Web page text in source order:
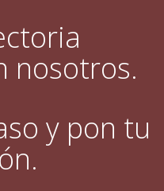
nosotros.
y pon tu